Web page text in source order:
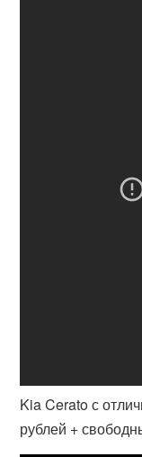
Kia Cerato с
рублей +